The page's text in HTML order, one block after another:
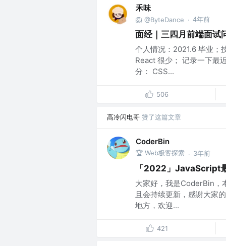
禾味
🦁️ @ByteDance · 4年前
面经｜三四月前端面试
个人情况：2021.6 毕业；
React 很少； 记录一下最
分： CSS...
506
高冷闪电哥 赞了这篇文章
CoderBin
🏆 Web极客探索 · 3年前
「2022」JavaScript
大家好，我是CoderBin，
且会持续更新，感谢大家
地方，欢迎...
421